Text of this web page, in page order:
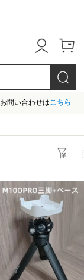
問い合わせはこちら